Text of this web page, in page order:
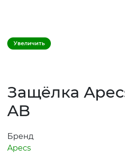
Увеличить
Защёлка
AB
Бренд
Apecs